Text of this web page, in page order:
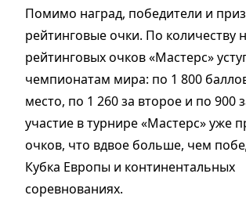
Помимо наград, победители и
рейтинговые очки. По количеству
рейтинговых очков «Мастерс»
чемпионатам мира: по 1 800
место, по 1 260 за второе и по 900
участие в турнире «Мастерс» уже
очков, что вдвое больше, чем
Кубка Европы и континентальных
соревнованиях.